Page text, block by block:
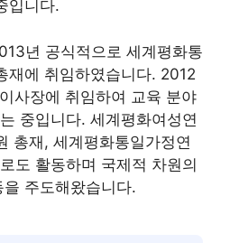
입니다.
년 공식적으로 세계평화통
재에 취임하였습니다. 2012
사장에 취임하여 교육 분야
중입니다. 세계평화여성연
총재, 세계평화통일가정연
도 활동하며 국제적 차원의
주도해왔습니다.